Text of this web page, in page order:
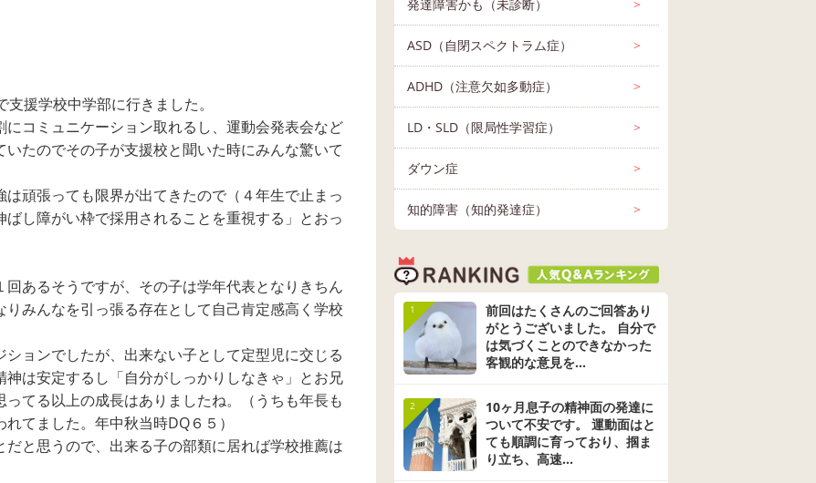
日となると、登校で
きない、など課題点
もあります。またお
友達を積極的につく
ることも苦手のよう
況の中で、主人が中
学校からは娘を普通
級に入らせる、と言
いないので) 私として
も、高校進学の事を
の進学が望ましいの
かなとも思うのです
が、今のような状況
で普通級に入ってう
まくやっていけるの
か、とても不安思い
ます。 初めて投稿さ
スでの係や委員会活
動などもやることを
覚えて真面目に取り
組んでいるようで
す。そうなると特別
同級生とかかわる時
間をもっととったほ
うがいいのか……。
あると思いますし、
極論息子の行きたい
ほうで良いとも思う
きを置いて考えたら
いいのか悩んでいま
す。
てもらえるかもわか
らないのも悩みで
す。 保護者の希望を
聞くと言ってます
が、もし入れなかっ
た場合、切り替えが
難しいので、初めか
ら支援学校は考えな
い方がいいのか、な
んだかわからなくな
ってきました。 軽度
知的で中学から支援
学校入学された方、
高校からの方いらっ
意見を聞かせてくだ
学校から勝手に逃げ
る行為しまくりで特
別支援学校の編入を
考えてますが、 出来
ますか？
価になる為 高校受験
が出来なくなる場合
が あるとの事でし
学も出来ず いわゆる
グレーゾーンの扱い
になってしまう為 勉
学校からは ６月中に
中学校での支援学級
に行くか 普通学級で
直 迷ってます。 同じ
様な 事で迷って どう
決断したか 教えて下
さい。
援学校中学部に行きました。
コミュニケーション取れるし、運動会発表会など
たのでその子が支援校と聞いた時にみんな驚いて
頑張っても限界が出てきたので（４年生で止まっ
し障がい枠で採用されることを重視する」とおっ
あるそうですが、その子は学年代表となりきちん
みんなを引っ張る存在として自己肯定感高く学校
ョンでしたが、出来ない子として定型児に交じる
は安定するし「自分がしっかりしなきゃ」とお兄
てる以上の成長はありましたね。（うちも年長も
てました。年中秋当時DQ６５）
と思うので、出来る子の部類に居れば学校推薦は
発達障害かも（未診断） >
ASD（自閉スペクトラム症） >
ADHD（注意欠如多動症） >
LD・SLD（限局性学習症） >
ダウン症 >
知的障害（知的発達症） >
1
前回はたくさんのご回答あり
がとうございました。 自分で
は気づくことのできなかった
客観的な意見を...
2
10ヶ月息子の精神面の発達に
ついて不安です。 運動面はと
ても順調に育っており、掴ま
り立ち、高速...